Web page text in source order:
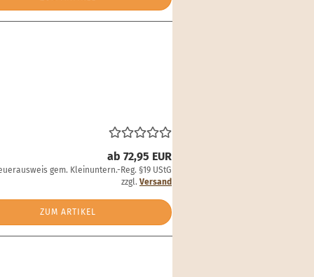
ab 72,95 EUR
gem. Kleinuntern.-Reg. §19 UStG
zzgl. Versand
ZUM ARTIKEL